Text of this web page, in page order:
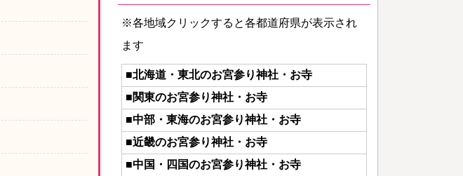
※各地域クリックすると各都道府県が表示され
ます
■北海道・東北のお宮参り神社・お寺
■関東のお宮参り神社・お寺
■中部・東海のお宮参り神社・お寺
■近畿のお宮参り神社・お寺
■中国・四国のお宮参り神社・お寺